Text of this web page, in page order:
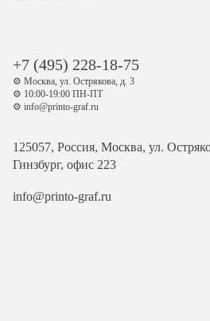
+7 (495) 228-18-75
⚙️ Москва, ул. Острякова, д. 3
⚙️ 10:00-19:00 ПН-ПТ
⚙️ info@printo-graf.ru
125057, Россия, Москва, ул.
Гинзбург, офис 223
info@printo-graf.ru